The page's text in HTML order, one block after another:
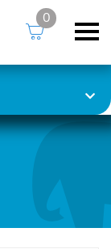
0